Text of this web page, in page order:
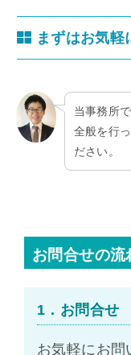
まずはお気軽
当事務所
全般を行
ださい。
お問合せの流
1．お問合せ
お気軽にお問